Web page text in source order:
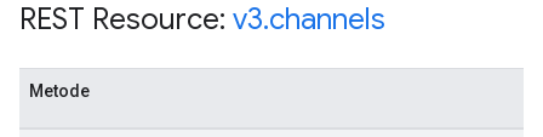
REST Resource: v3.channels
Metode